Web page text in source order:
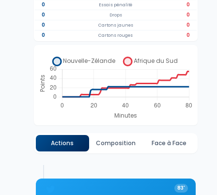
0
Essais pénalité
0
0
Drops
0
0
Cartons jaunes
0
0
Cartons rouges 0
Actions Composition Face à Face
83'